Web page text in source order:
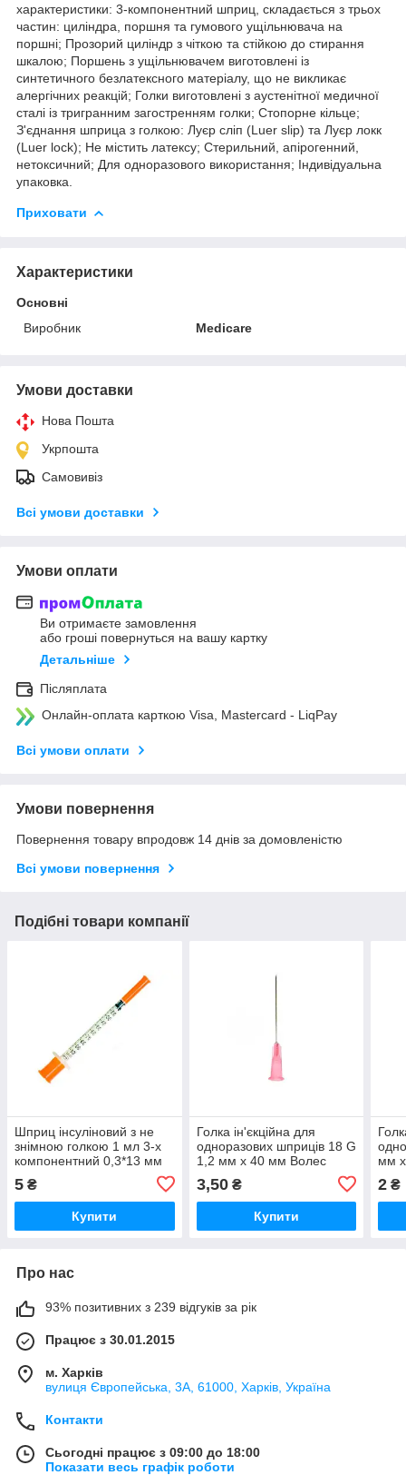
характеристики: 3-компонентний шприц, складається з трьох
частин: циліндра, поршня та гумового ущільнювача на
поршні; Прозорий циліндр з чіткою та стійкою до стирання
шкалою; Поршень з ущільнювачем виготовлені із
синтетичного безлатексного матеріалу, що не викликає
алергічних реакцій; Голки виготовлені з аустенітної медичної
сталі із тригранним загостренням голки; Стопорне кільце;
З'єднання шприца з голкою: Луєр сліп (Luer slip) та Луєр локк
(Luer lock); Не містить латексу; Стерильний, апірогенний,
нетоксичний; Для одноразового використання; Індивідуальна
упаковка.
Приховати
Характеристики
Основні
Виробник
Medicare
Умови доставки
Нова Пошта
Укрпошта
Самовивіз
Всі умови доставки
Умови оплати
Ви отримаєте замовлення
або гроші повернуться на вашу картку
Детальніше
Післяплата
Онлайн-оплата карткою Visa, Mastercard - LiqPay
Всі умови оплати
Умови повернення
Повернення товару впродовж 14 днів за домовленістю
Всі умови повернення
Подібні товари компанії
Шприц інсуліновий з не
знімною голкою 1 мл 3-х
компонентний 0,3*13 мм
5 ₴
Купити
Голка ін'єкційна для
одноразових шприців 18 G
1,2 мм х 40 мм Волес
3,50₴
Купити
мм
2 ₴
Про нас
93% позитивних з 239 відгуків за рік
Працює з 30.01.2015
м. Харків
вулиця Європейська, 3А, 61000, Харків, Україна
Контакти
Сьогодні працює з 09:00 до 18:00
Показати весь графік роботи